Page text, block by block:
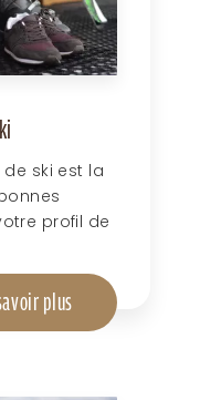
ski est la
profil de
plus